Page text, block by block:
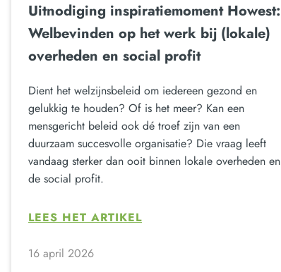
Uitnodiging inspiratiemoment Howest:
Welbevinden op het werk bij (lokale)
overheden en social profit
Dient het welzijnsbeleid om iedereen gezond en
gelukkig te houden? Of is het meer? Kan een
mensgericht beleid ook dé troef zijn van een
duurzaam succesvolle organisatie? Die vraag leeft
vandaag sterker dan ooit binnen lokale overheden en
de social profit.
LEES HET ARTIKEL
16 april 2026